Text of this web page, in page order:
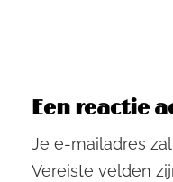
Een reactie
Je e-mailadres
Vereiste velden